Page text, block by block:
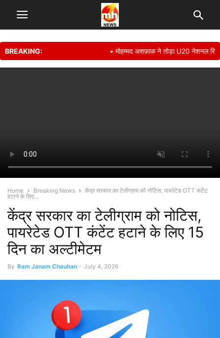
BREAKING: • मोहम्मद अशफ़ाक ने तोड़ा U20 नेशनल
Home Breaking News
केंद्र सरकार का टेलीग्राम को नोटिस, पायरेटेड OTT कंटेंट
हटाने के लिए...
केंद्र सरकार का टेलीग्राम को नोटिस,
पायरेटेड OTT कंटेंट हटाने के लिए 15
दिन का अल्टीमेटम
By Ram Janam Chauhan - July 4, 2026